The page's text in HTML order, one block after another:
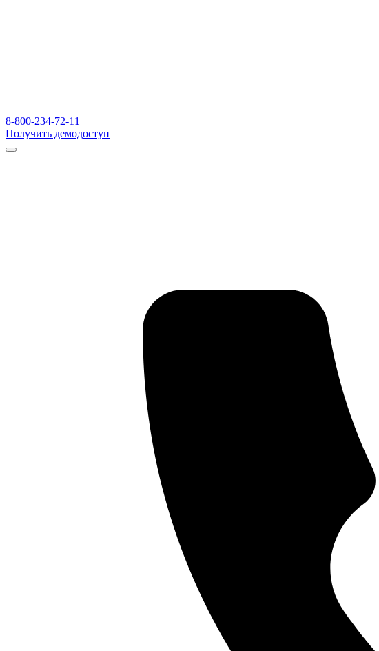
8-800-234-72-11
Получить демодоступ